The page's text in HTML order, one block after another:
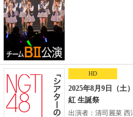
HD
2025年8月9日（土
紅 生誕祭
出演者：清司麗菜 西